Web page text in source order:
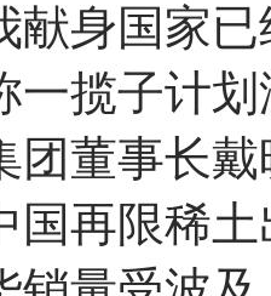
献身国家
一揽子计
团董事长
国再限稀